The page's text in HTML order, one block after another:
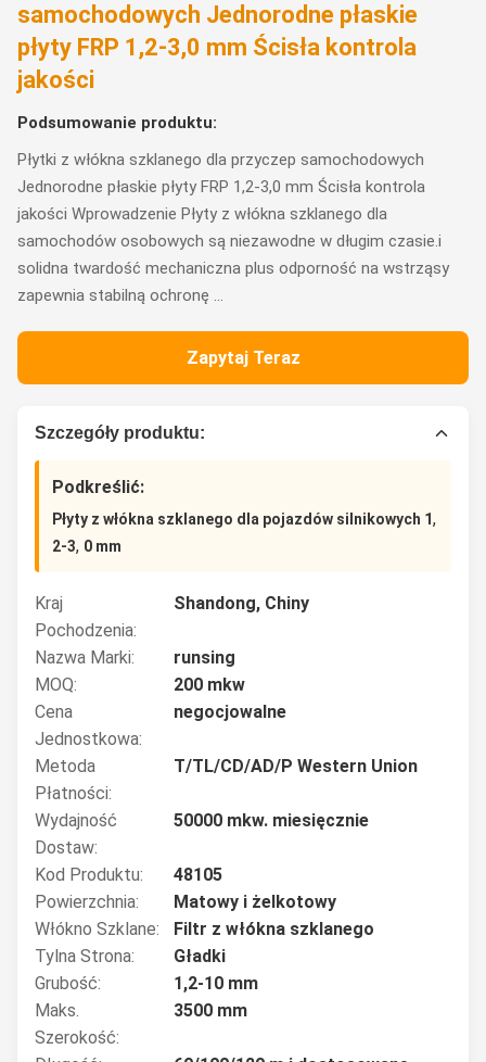
samochodowych Jednorodne płaskie
płyty FRP 1,2-3,0 mm Ścisła kontrola
jakości
Podsumowanie produktu:
Płytki z włókna szklanego dla przyczep samochodowych
Jednorodne płaskie płyty FRP 1,2-3,0 mm Ścisła kontrola
jakości Wprowadzenie Płyty z włókna szklanego dla
samochodów osobowych są niezawodne w długim czasie.i
solidna twardość mechaniczna plus odporność na wstrząsy
zapewnia stabilną ochronę ...
Zapytaj Teraz
Szczegóły produktu:
Podkreślić:
Płyty z włókna szklanego dla pojazdów silnikowych 1,
2-3, 0 mm
Kraj
Pochodzenia:
Shandong, Chiny
Nazwa Marki:
runsing
MOQ:
200 mkw
Cena
Jednostkowa:
negocjowalne
Metoda
Płatności:
T/TL/CD/AD/P Western Union
Wydajność
Dostaw:
50000 mkw. miesięcznie
Kod Produktu:
48105
Powierzchnia:
Matowy i żelkotowy
Włókno Szklane:
Filtr z włókna szklanego
Tylna Strona:
Gładki
Grubość:
1,2-10 mm
Maks.
Szerokość:
3500 mm